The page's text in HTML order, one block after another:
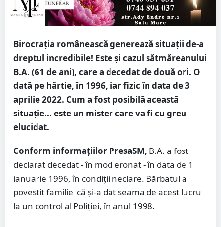
Birocrația românească generează situații de-a
dreptul incredibile! Este și cazul sătmăreanului
B.A. (61 de ani), care a decedat de două ori. O
dată pe hârtie, în 1996, iar fizic în data de 3
aprilie 2022. Cum a fost posibilă această
situație... este un mister care va fi cu greu
elucidat.
Conform informațiilor PresaSM, B.A. a fost
declarat decedat - în mod eronat - în data de 1
ianuarie 1996, în condiții neclare. Bărbatul a
povestit familiei că și-a dat seama de acest lucru
la un control al Poliției, în anul 1998.